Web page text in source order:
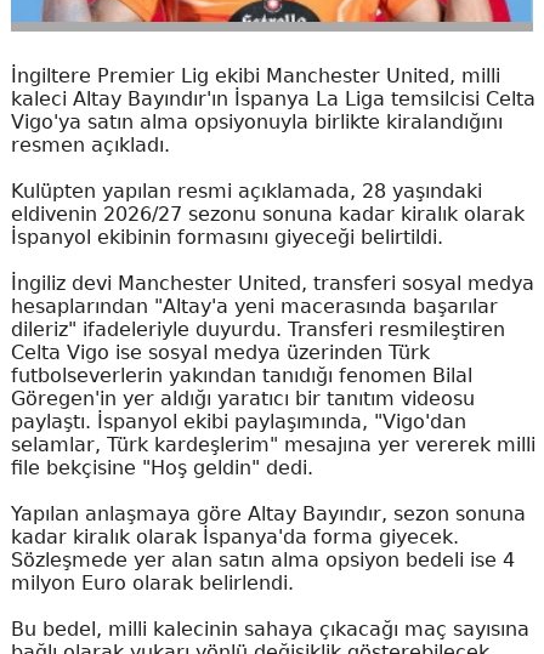
İngiltere Premier Lig ekibi Manchester United, milli
kaleci Altay Bayındır'ın İspanya La Liga temsilcisi Celta
Vigo'ya satın alma opsiyonuyla birlikte kiralandığını
resmen açıkladı.
Kulüpten yapılan resmi açıklamada, 28 yaşındaki
eldivenin 2026/27 sezonu sonuna kadar kiralık olarak
İspanyol ekibinin formasını giyeceği belirtildi.
İngiliz devi Manchester United, transferi sosyal medya
hesaplarından "Altay'a yeni macerasında başarılar
dileriz" ifadeleriyle duyurdu. Transferi resmileştiren
Celta Vigo ise sosyal medya üzerinden Türk
futbolseverlerin yakından tanıdığı fenomen Bilal
Göregen'in yer aldığı yaratıcı bir tanıtım videosu
paylaştı. İspanyol ekibi paylaşımında, "Vigo'dan
selamlar, Türk kardeşlerim" mesajına yer vererek milli
file bekçisine "Hoş geldin" dedi.
Yapılan anlaşmaya göre Altay Bayındır, sezon sonuna
kadar kiralık olarak İspanya'da forma giyecek.
Sözleşmede yer alan satın alma opsiyon bedeli ise 4
milyon Euro olarak belirlendi.
Bu bedel, milli kalecinin sahaya çıkacağı maç sayısına